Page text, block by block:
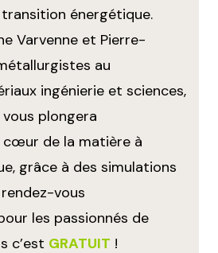
énergétique.
Varvenne et Pierre-
au
ingénierie et sciences,
plongera
de la matière à
grâce à des simulations
vous
les passionnés de
c’est GRATUIT !